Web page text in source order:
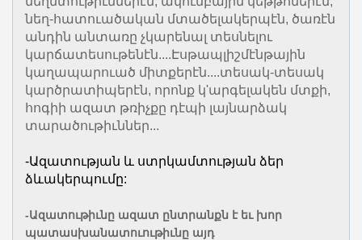
նեղ-հատուածական մտածելակերպէն, ծառէն
անդին անտառը չկարենալ տեսնելու
կարճատեսութենէն....Էսթապլիշմէնթային
կաղապարուած միտքերէն....տեսակ-տեսակ
կարծրատիպերէն, որոնք կ'արգելակեն մտքի,
հոգիի ազատ թռիչքը դէպի լայնարձակ
տարածութիւններ...
-Ազատության և ստրկամտության ձեր
ձևակերպումը:
-Ազատութիւնը ազատ ընտրանքն է եւ խոր
պատասխանատուութիւնը այդ